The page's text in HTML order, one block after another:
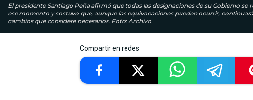
El presidente Santiago Peña afirmó que todas las designaciones de su Gobierno
ese momento y sostuvo que, aunque las equivocaciones pueden ocurrir,
cambios que considere necesarios. Foto: Archivo
Compartir en redes